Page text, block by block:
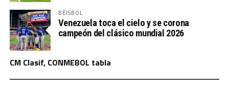
BÉISBOL
Venezuela toca el cielo y se corona
campeón del clásico mundial 2026
CM Clasif, CONMEBOL tabla